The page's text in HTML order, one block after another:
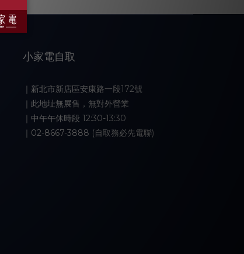
小家電自取
｜新北市新店區安康路一段172號
｜此地址無展售，無對外營業
｜中午午休時段 12:30-13:30
｜02-8667-3888 (自取務必先電聯)